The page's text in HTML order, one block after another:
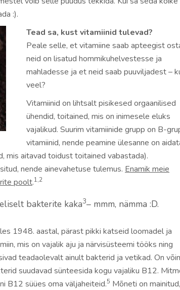
:).
Tead sa, kust vitamiinid tulevad?
Peale selle, et vitamiine saab apteegist
neid on lisatud hommikuhelvestesse ja
mahladesse ja et neid saab puuviljadest –
veel?
Vitamiinid on lihtsalt pisikesed orgaanilised
ühendid, toitained, mis on inimesele eluks
vajalikud. Suurim vitamiinide grupp on B-
vitamiinid, nende peamine ülesanne on
mis aitavad toidust toitained vabastada).
nende ainevahetuse tulemus. Enamik meie
poolt.1,2
bakterite kaka3– mmm, nämma :D.
1948. aastal, pärast pikki katseid loomadel ja
mis on vajalik aju ja närvisüsteemi tööks ning
teadaolevalt ainult bakterid ja vetikad. On
suudavad sünteesida kogu vajaliku B12.
B12 süües oma väljaheiteid.5 Mõneti on